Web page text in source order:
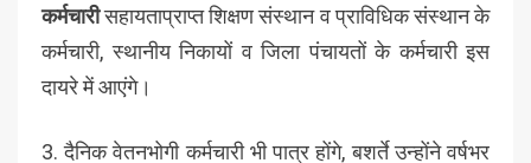
कर्मचारीसहायताप्राप्त शिक्षण संस्थान व प्राविधिक संस्थान के
कर्मचारी, स्थानीय निकायों व जिला पंचायतों के कर्मचारी इस
दायरे में आएंगे।
3. दैनिक वेतनभोगी कर्मचारी भी पात्र होंगे, बशर्ते उन्होंने वर्षभर